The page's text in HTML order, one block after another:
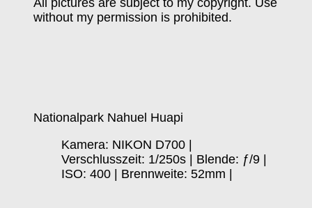
without my permission is prohibited.
Nationalpark Nahuel Huapi
Kamera: NIKON D700 |
Verschlusszeit: 1/250s | Blende: ƒ/9 |
ISO: 400 | Brennweite: 52mm |